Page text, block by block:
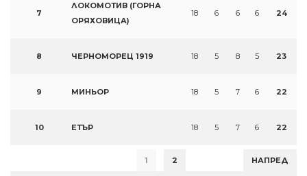
7
ЛОКОМОТИВ (ГОРНА
ОРЯХОВИЦА)
18 6 6 6 24
8 ЧЕРНОМОРЕЦ 1919 18 5 8 5 23
9 МИНЬОР 18 5 7 6 22
10 ЕТЪР 18 5 7 6 22
1 2 НАПРЕД